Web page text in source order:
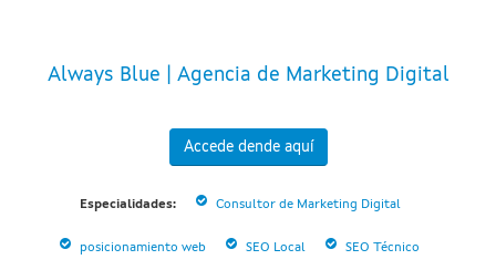
Always Blue | Agencia de Marketing Digital
Accede dende aquí
Especialidades: Consultor de Marketing Digital
posicionamiento web SEO Local SEO Técnico